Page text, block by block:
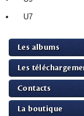
U7
Les albums
Les
Contacts
La boutique